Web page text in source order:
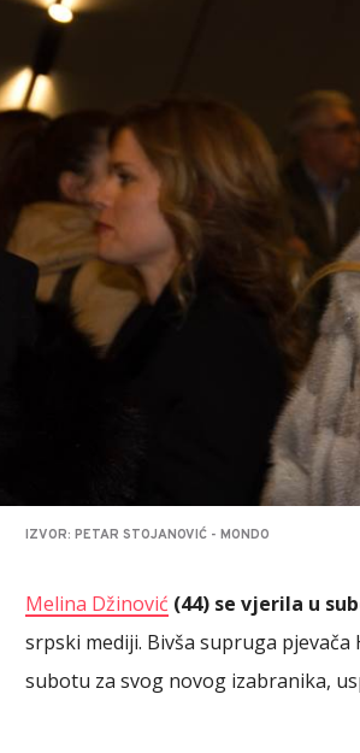
IZVOR: PETAR STOJANOVIĆ - MONDO
Melina Džinović (44) se vjerila u
srpski mediji. Bivša supruga
subotu za svog novog izabranika,